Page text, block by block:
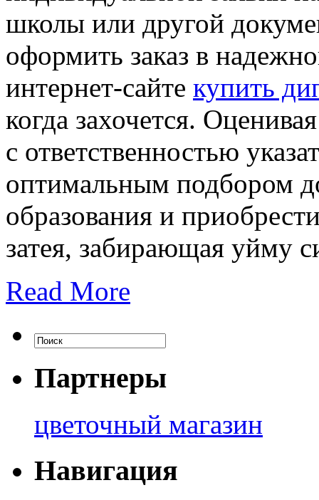
школы или другой
оформить заказ в
интернет-сайте купить
когда захочется.
с ответственностью
оптимальным подбором
образования и
затея, забирающая уйму
Read More
Партнеры
цветочный магазин
Навигация